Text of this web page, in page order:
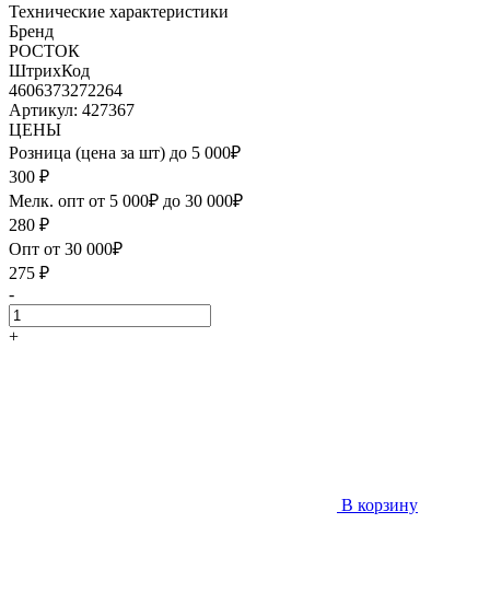
Технические характеристики
Бренд
РОСТОК
ШтрихКод
4606373272264
Артикул: 427367
ЦЕНЫ
Розница (цена за шт) до 5 000₽
300 ₽
Мелк. опт от 5 000₽ до 30 000₽
280 ₽
Опт от 30 000₽
275 ₽
-
+
В корзину